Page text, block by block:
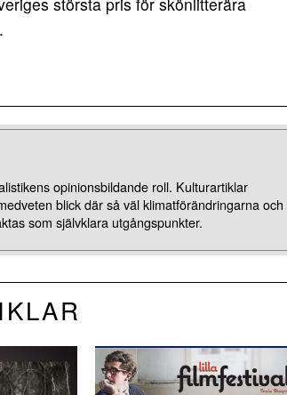
opinionsbildande roll. Kulturartiklar
blick där så väl klimatförändringarna och
som självklara utgångspunkter.